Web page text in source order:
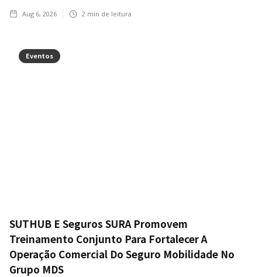
Aug 6, 2026 2 min de leitura
Eventos
SUTHUB E Seguros SURA Promovem
Treinamento Conjunto Para Fortalecer A
Operação Comercial Do Seguro Mobilidade No
Grupo MDS